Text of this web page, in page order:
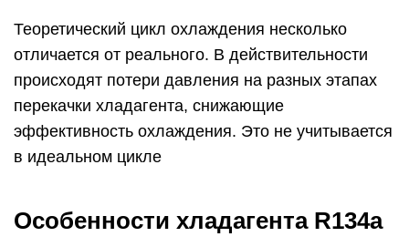
Теоретический цикл охлаждения несколько
отличается от реального. В действительности
происходят потери давления на разных этапах
перекачки хладагента, снижающие
эффективность охлаждения. Это не учитывается
в идеальном цикле
Особенности хладагента R134a